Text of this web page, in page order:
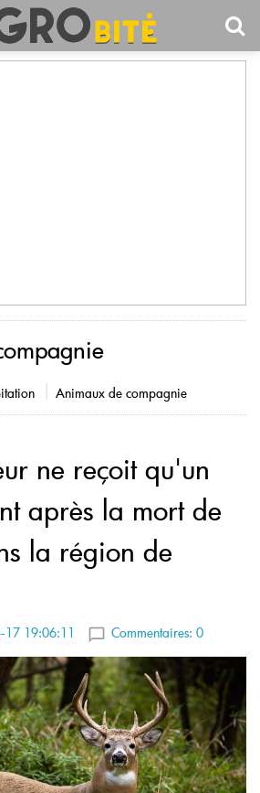
Animaux de compagnie
ne reçoit qu'un
après la mort de
la région de
17 19:06:11 Commentaires: 0